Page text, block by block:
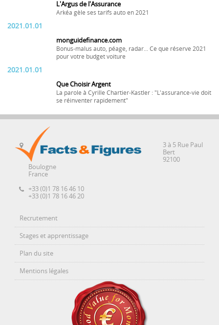
L'Argus de l'Assurance
Arkéa gèle ses tarifs auto en 2021
2021.01.01
monguidefinance.com
Bonus-malus auto, péage, radar... Ce que réserve 2021
pour votre budget voiture
2021.01.01
Que Choisir Argent
La parole à Cyrille Chartier-Kastler : "L'assurance-vie doit
se réinventer rapidement"
3 à 5 Rue Paul
Bert
92100
Boulogne
France
+33 (0)1 78 16 46 10
+33 (0)1 78 16 46 20
Recrutement
Stages et apprentissage
Plan du site
Mentions légales